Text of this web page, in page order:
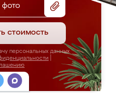
фото
стоимость
персональных данных